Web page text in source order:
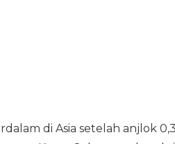
di Asia setelah anjlok